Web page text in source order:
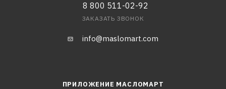
8 800 511-02-92
ЗАКАЗАТЬ ЗВОНОК
info@maslomart.com
ПРИЛОЖЕНИЕ МАСЛОМАРТ